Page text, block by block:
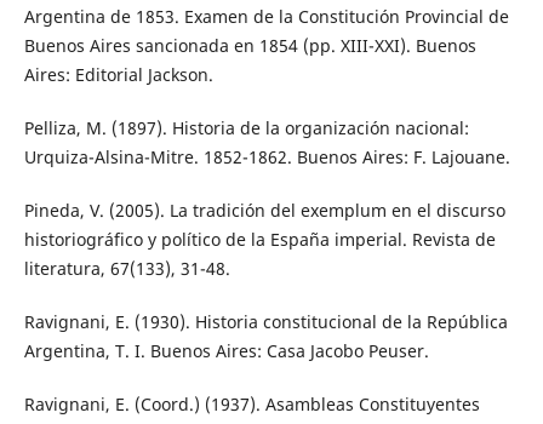
Argentina de 1853. Examen de la Constitución Provincial de
Buenos Aires sancionada en 1854 (pp. XIII-XXI). Buenos
Aires: Editorial Jackson.
Pelliza, M. (1897). Historia de la organización nacional:
Urquiza-Alsina-Mitre. 1852-1862. Buenos Aires: F. Lajouane.
Pineda, V. (2005). La tradición del exemplum en el discurso
historiográfico y político de la España imperial. Revista de
literatura, 67(133), 31-48.
Ravignani, E. (1930). Historia constitucional de la República
Argentina, T. I. Buenos Aires: Casa Jacobo Peuser.
Ravignani, E. (Coord.) (1937). Asambleas Constituyentes